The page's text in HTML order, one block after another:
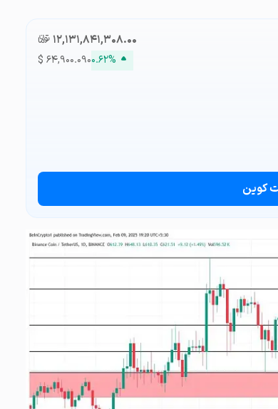
۱۲,۱۳۱,۸۴۱,۳۰۸.۰۰ تومان-ء
$ ۶۴,۹۰۰.۰۹۰۰.۶۲%
کوین